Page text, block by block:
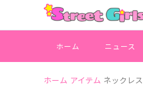
ホーム ニュース
ホーム アイテム ネックレス